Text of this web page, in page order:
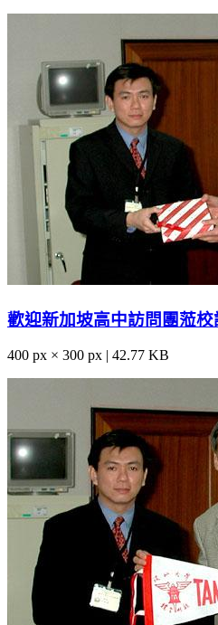
歡迎新加坡高中訪問團蒞校
400 px × 300 px | 42.77 KB